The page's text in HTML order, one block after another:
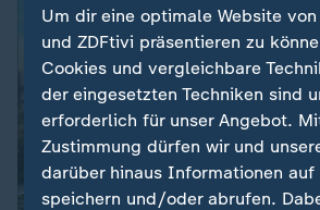
Um dir eine optimale Website von
und ZDFtivi präsentieren zu
Cookies und vergleichbare
der eingesetzten Techniken sind
erforderlich für unser Angebot.
Zustimmung dürfen wir und
darüber hinaus Informationen auf
speichern und/oder abrufen.